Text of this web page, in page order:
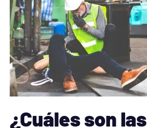
¿Cuáles son las